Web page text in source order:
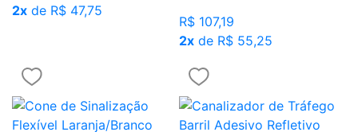
2x de R$ 47,75
R$ 107,19
2x de R$ 55,25